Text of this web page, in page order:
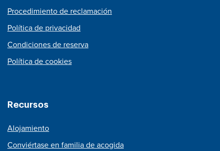
Procedimiento de reclamación
Política de privacidad
Condiciones de reserva
Política de cookies
Recursos
Alojamiento
Conviértase en familia de acogida